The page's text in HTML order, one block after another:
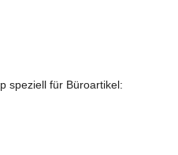
speziell für Büroartikel: